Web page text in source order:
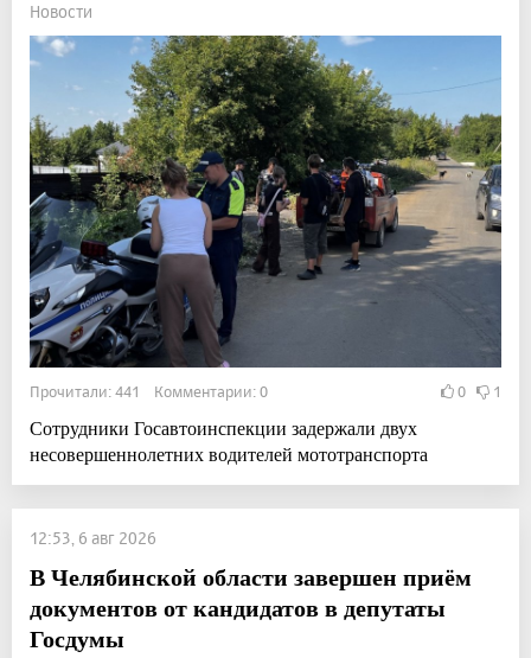
Новости
Прочитали: 441 Комментарии: 0 0 1
Сотрудники Госавтоинспекции задержали двух
несовершеннолетних водителей мототранспорта
12:53, 6 авг 2026
В Челябинской области завершен приём
документов от кандидатов в депутаты
Госдумы